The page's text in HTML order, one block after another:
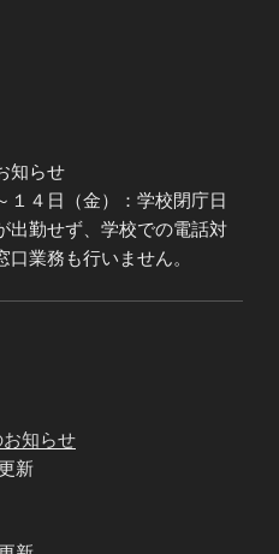
知らせ
１４日（金）：学校閉庁日
出勤せず、学校での電話対
業務も行いません。
お知らせ
新